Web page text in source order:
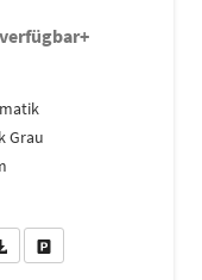
Grau
Sie an
PDF-Datei, Fahrzeugexposé